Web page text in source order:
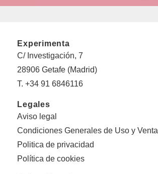
Experimenta
C/ Investigación, 7
28906 Getafe (Madrid)
T. +34 91 6846116
Legales
Aviso legal
Condiciones Generales de Uso y Venta
Politica de privacidad
Política de cookies